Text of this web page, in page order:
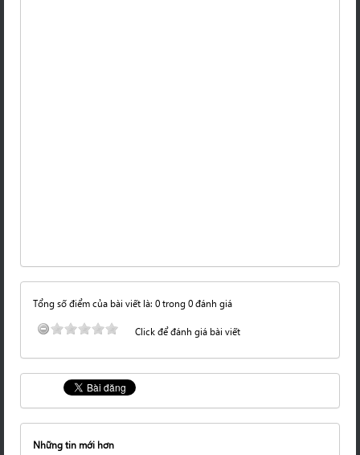
Tổng số điểm của bài viết là: 0 trong 0 đánh giá
Click để đánh giá bài viết
Những tin mới hơn